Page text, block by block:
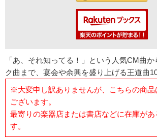
「あ、それ知ってる！」という人気CM曲
ク曲まで、宴会や余興を盛り上げる王道曲
※大変申し訳ありませんが、こちらの商品
ございます。
最寄りの楽器店または書店などに在庫があ
す。